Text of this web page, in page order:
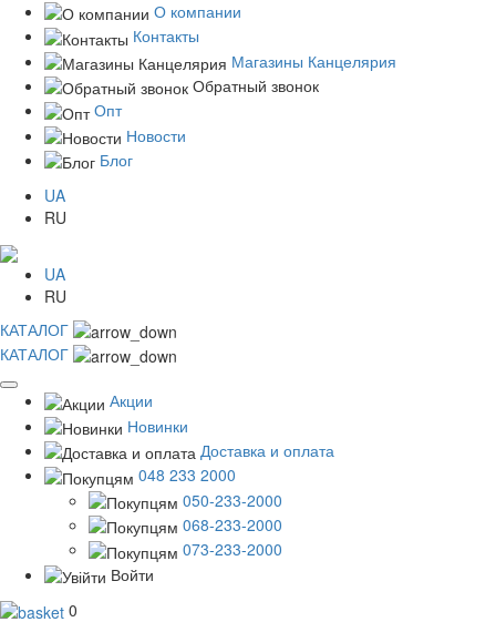
О компании
Контакты
Магазины Канцелярия
Обратный звонок
Опт
Новости
Блог
UA
RU
UA
RU
КАТАЛОГ
КАТАЛОГ
Акции
Новинки
Доставка и оплата
048 233 2000
050-233-2000
068-233-2000
073-233-2000
Войти
0